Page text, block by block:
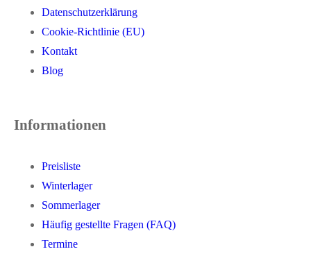
Datenschutzerklärung
Cookie-Richtlinie (EU)
Kontakt
Blog
Informationen
Preisliste
Winterlager
Sommerlager
Häufig gestellte Fragen (FAQ)
Termine